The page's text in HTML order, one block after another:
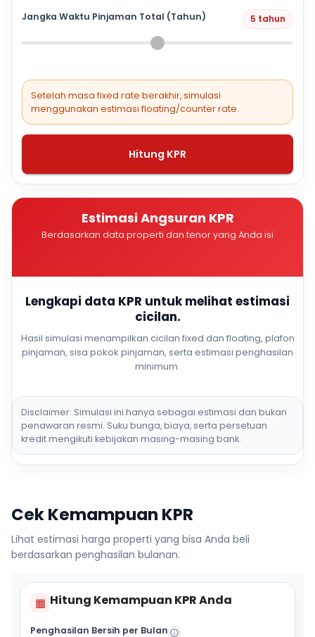
Jangka Waktu Pinjaman Total (Tahun) 5 tahun
Setelah masa fixed rate berakhir, simulasi
menggunakan estimasi floating/counter rate.
Hitung KPR
Estimasi Angsuran KPR
Berdasarkan data properti dan tenor yang Anda isi
Lengkapi data KPR untuk melihat estimasi
cicilan.
Hasil simulasi menampilkan cicilan fixed dan floating, plafon
pinjaman, sisa pokok pinjaman, serta estimasi penghasilan
minimum.
Disclaimer: Simulasi ini hanya sebagai estimasi dan bukan
penawaran resmi. Suku bunga, biaya, serta persetuan
kredit mengikuti kebijakan masing-masing bank.
Cek Kemampuan KPR
Lihat estimasi harga properti yang bisa Anda beli
berdasarkan penghasilan bulanan.
▦ Hitung Kemampuan KPR Anda
Penghasilan Bersih per Bulan